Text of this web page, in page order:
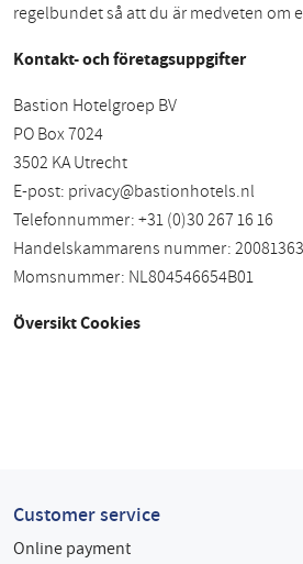
regelbundet så att du är medveten om
Kontakt- och företagsuppgifter
Bastion Hotelgroep BV
PO Box 7024
3502 KA Utrecht
E-post: privacy@bastionhotels.nl
Telefonnummer: +31 (0)30 267 16 16
Handelskammarens nummer: 20081363
Momsnummer: NL804546654B01
Översikt Cookies
Customer service
Online payment